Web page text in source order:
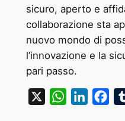
sicuro, aperto e
collaborazione sta
nuovo mondo di
l’innovazione e la
pari passo.
WhatsAppLinkedIn